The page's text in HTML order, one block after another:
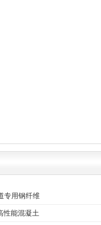
专用钢纤维
性能混凝土